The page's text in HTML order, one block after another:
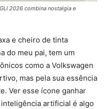
2026 combina nostalgia e
e cheiro de tinta
do meu pai, tem um
como a Volkswagen
mas pela sua essência
Ver esse ícone ganhar
artificial é algo